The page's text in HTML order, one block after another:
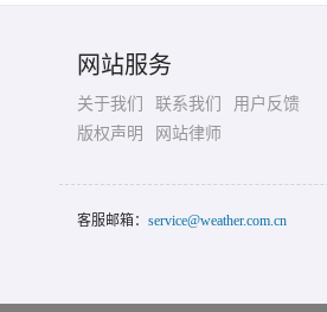
网站服务
关于我们 联系我们
用户反馈
版权声明
网站律师
客服邮箱： service@weather.com.cn